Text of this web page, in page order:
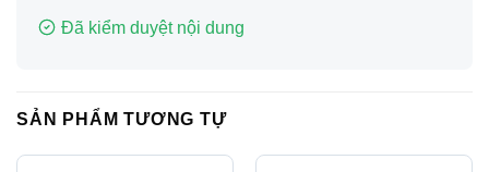
Đã kiểm duyệt nội dung
SẢN PHẨM TƯƠNG TỰ